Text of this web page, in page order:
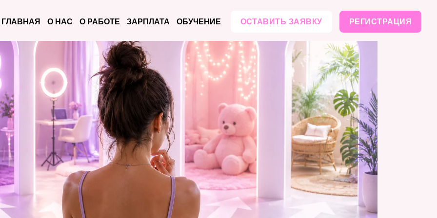
ГЛАВНАЯ О НАС О РАБОТЕ ЗАРПЛАТА ОБУЧЕНИЕ ОСТАВИТЬ ЗАЯВКУ РЕГИСТРАЦИЯ